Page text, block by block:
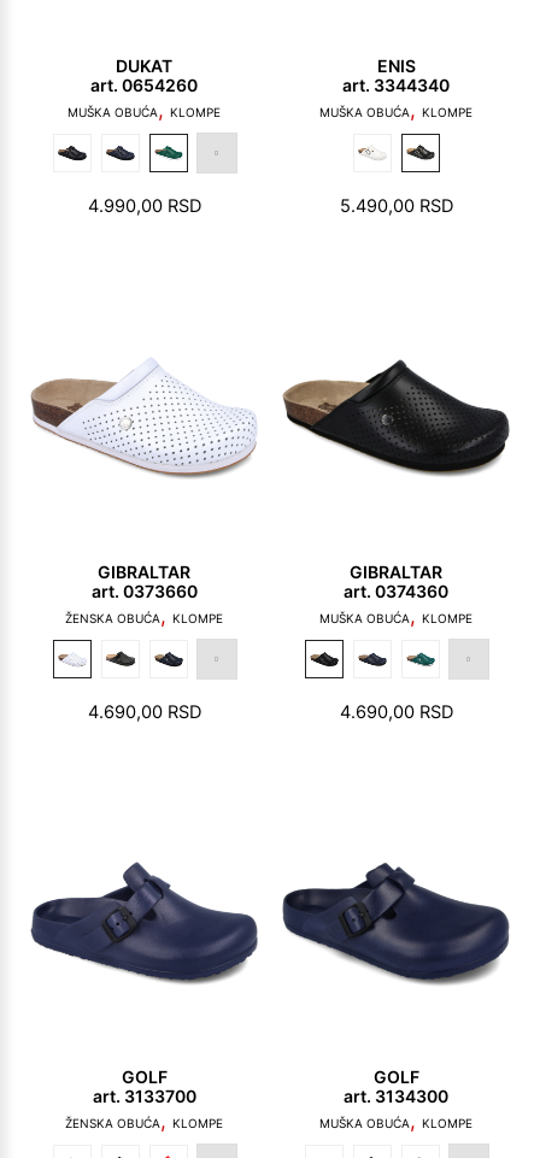
DUKAT
art. 0654260
MUŠKA OBUĆA, KLOMPE
4.990,00 RSD
ENIS
art. 3344340
MUŠKA OBUĆA, KLOMPE
5.490,00 RSD
GIBRALTAR
art. 0373660
ŽENSKA OBUĆA, KLOMPE
4.690,00 RSD
GIBRALTAR
art. 0374360
MUŠKA OBUĆA, KLOMPE
4.690,00 RSD
GOLF
art. 3133700
ŽENSKA OBUĆA, KLOMPE
GOLF
art. 3134300
MUŠKA OBUĆA, KLOMPE